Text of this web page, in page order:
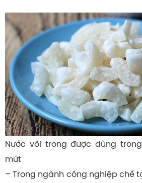
Nước vôi trong được dùng
mứt
– Trong ngành công nghiệp chế